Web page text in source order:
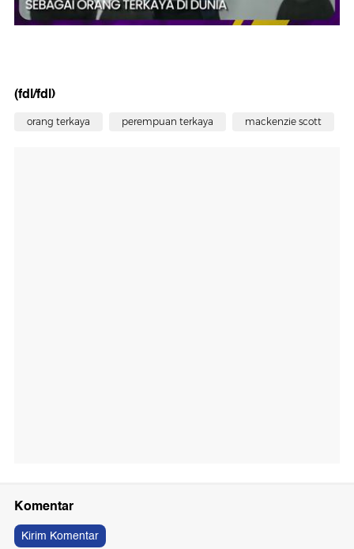
(fdl/fdl)
orang terkaya perempuan terkaya mackenzie scott
Komentar
Kirim Komentar